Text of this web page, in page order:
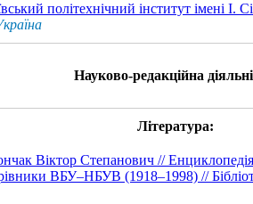
політехнічний інститут імені І.
Науково-редакційна
Література:
Віктор Степанович //
ВБУ–НБУВ (1918–1998) //